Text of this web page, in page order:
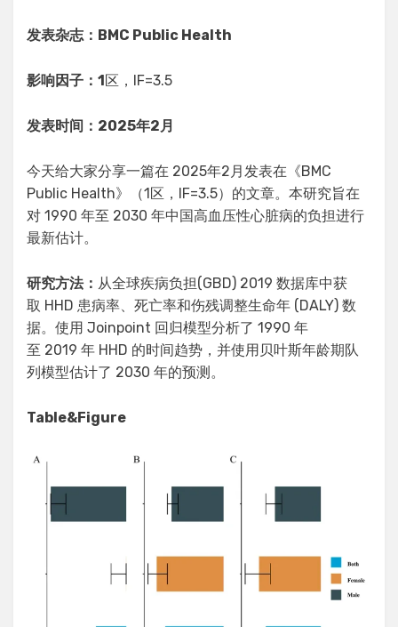
发表杂志：BMC Public Health
影响因子：1 区，IF=3.5
发表时间：2025年2月
今天给大家分享一篇在 2025年2月发表在《BMC
Public Health》（1区，IF=3.5）的文章。本研究旨在
对 1990 年至 2030 年中国高血压性心脏病的负担进行
最新估计。
研究方法： 从全球疾病负担(GBD) 2019 数据库中获
取 HHD 患病率、死亡率和伤残调整生命年 (DALY) 数
据。使用 Joinpoint 回归模型分析了 1990 年
至 2019 年 HHD 的时间趋势，并使用贝叶斯年龄期队
列模型估计了 2030 年的预测。
Table&Figure